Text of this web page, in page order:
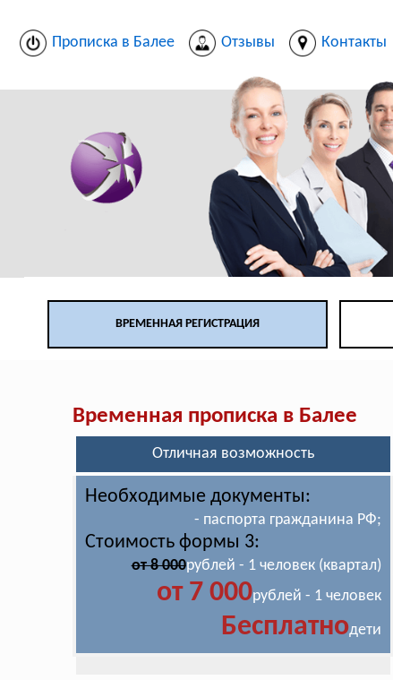
Прописка в Балее Отзывы Контакты
ВРЕМЕННАЯ РЕГИСТРАЦИЯ
Временная прописка в Балее
Отличная возможность
Необходимые документы:
- паспорта гражданина РФ;
Стоимость формы 3:
от 8 000рублей - 1 человек (квартал)
от 7 000рублей - 1 человек
Бесплатнодети